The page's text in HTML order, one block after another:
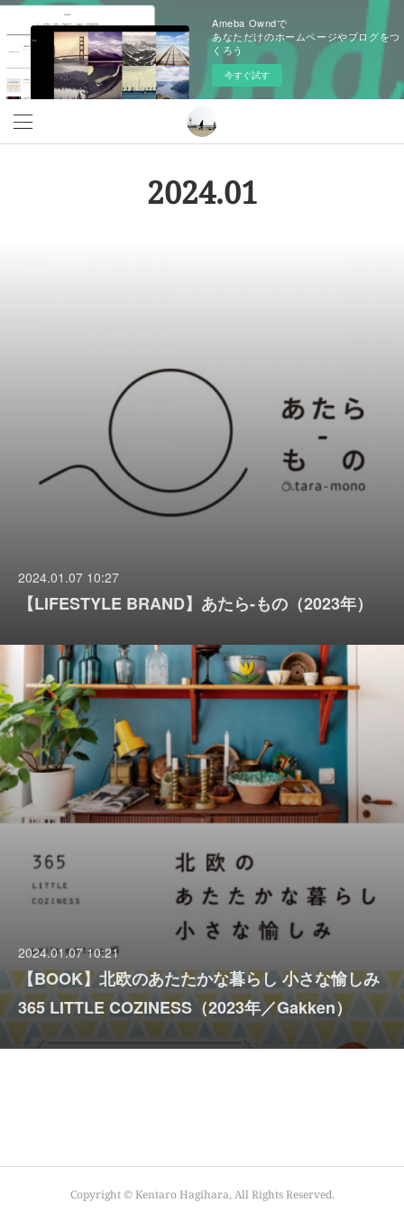
Ameba Owndで
あなただけのホームページやブログをつ
くろう
今すぐ試す
2024.01
2024.01.07 10:27
【LIFESTYLE BRAND】あたら-もの（2023年）
2024.01.07 10:21
【BOOK】北欧のあたたかな暮らし 小さな愉しみ
365 LITTLE COZINESS（2023年／Gakken）
Copyright © Kentaro Hagihara, All Rights Reserved.